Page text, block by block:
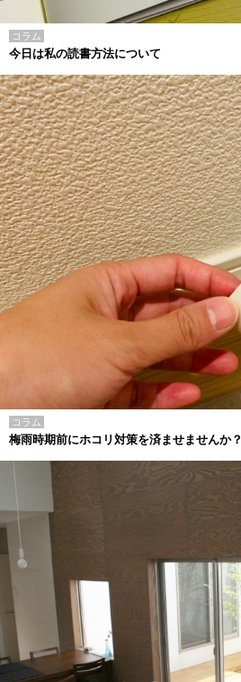
コラム
今日は私の読書方法について
コラム
梅雨時期前にホコリ対策を済ませませんか？